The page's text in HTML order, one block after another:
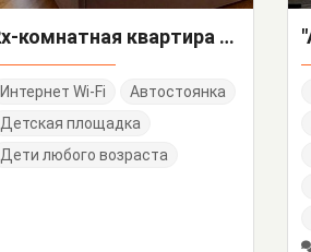
2х-комнатная квартира Победы 65
Интернет Wi-Fi
Автостоянка
Детская площадка
Дети любого возраста